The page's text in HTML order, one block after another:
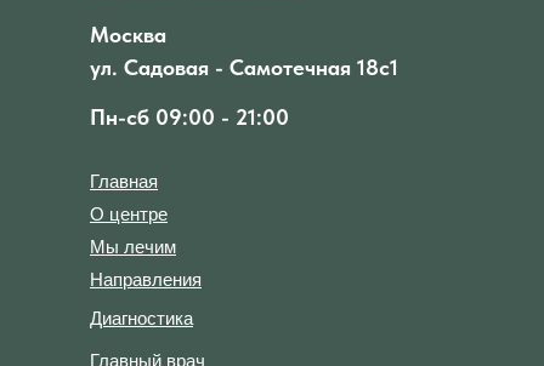
Москва
ул. Садовая - Самотечная 18с1
Пн-сб 09:00 - 21:00
Главная
О центре
Главный врач
Направления
Мы лечим
Диагностика